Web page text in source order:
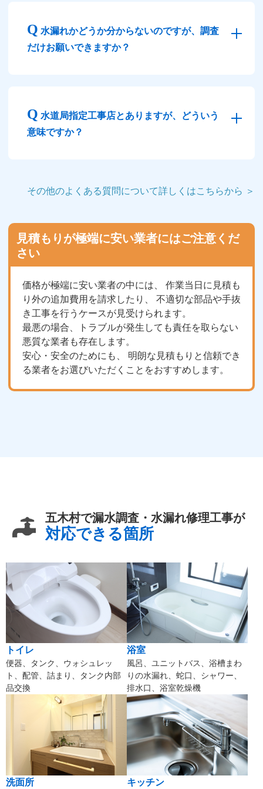
水漏れかどうか分からないのですが、調査
だけお願いできますか？
水道局指定工事店とありますが、どういう
意味ですか？
その他のよくある質問について詳しくはこちらから ＞
見積もりが極端に安い業者にはご注意くだ
さい
価格が極端に安い業者の中には、 作業当日に見積も
り外の追加費用を請求したり、 不適切な部品や手抜
き工事を行うケースが見受けられます。
最悪の場合、トラブルが発生しても責任を取らない
悪質な業者も存在します。
安心・安全のためにも、 明朗な見積もりと信頼でき
る業者をお選びいただくことをおすすめします。
五木村で漏水調査・水漏れ修理工事が
対応できる箇所
トイレ
便器、タンク、ウォシュレッ
ト、配管、詰まり、タンク内部
品交換
浴室
風呂、ユニットバス、浴槽まわ
りの水漏れ、蛇口、シャワー、
排水口、浴室乾燥機
洗面所 キッチン